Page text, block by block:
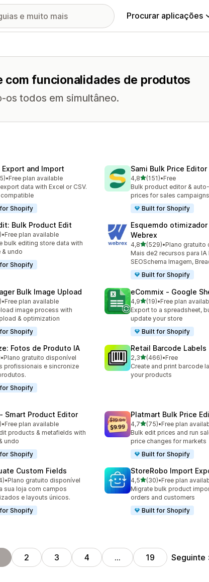
Procurar aplicações
com funcionalidades de produtos
os todos em simultâneo.
Export and Import
avaliações
•Free plan available
data with Excel or CSV.
Shopify
Sami Bulk Price Editor
4,8de 5 estrelas
(151)
151 total de avaliações
•Free
Bulk product editor &
prices for sales campaigns
Built for Shopify
Bulk Product Edit
avaliações
•Free plan available
bulk editing store data with
& undo
Shopify
Esquemdo otimizador
Webrex
4,8de 5 estrelas
(529)
529 total de avaliações
•Plano gratuito
Mais de2 recursos para IA
SEOSchema Imagem,
Built for Shopify
Bulk Image Upload
avaliações
•Free plan available
image process with
& optimization
Shopify
eCommix ‑ Google
4,9de 5 estrelas
(19)
19 total de avaliações
•Free plan
Export to a spreadsheet,
update your store
Built for Shopify
Fotos de Produto IA
avaliações
•Plano gratuito disponível
profissionais e sincronize
Shopify
Retail Barcode Labels
2,3de 5 estrelas
(466)
466 total de avaliações
•Free
Create and print barcode
your products
Smart Product Editor
avaliações
•Free plan available
products & metafields with
undo
Shopify
Platmart Bulk Price
4,7de 5 estrelas
(75)
75 total de avaliações
•Free plan
Bulk edit prices and run
price changes for markets
Built for Shopify
Custom Fields
avaliações
•Plano gratuito disponível
sua loja com campos
e layouts únicos.
Shopify
StoreRobo Import
4,5de 5 estrelas
(30)
30 total de avaliações
•Free plan
Migrate bulk product
orders and customers
Built for Shopify
2 3 4 … 19 Seguinte